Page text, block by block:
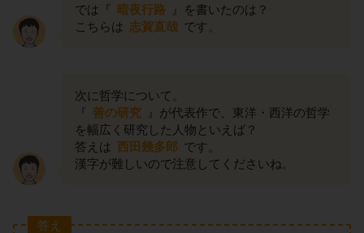
では『
暗夜行路
』を書いたのは？
こちらは 志賀直哉 です。
次に哲学について。
『
善の研究
』が代表作で、東洋・西洋の哲学
を幅広く研究した人物といえば？
答えは 西田幾多郎 です。
漢字が難しいので注意してくださいね。
答え